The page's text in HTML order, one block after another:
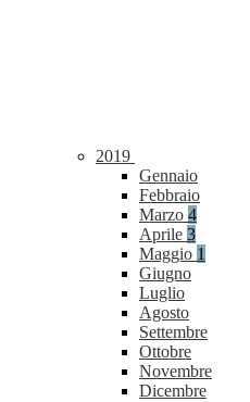
2019
Gennaio
Febbraio
Marzo 4
Aprile 3
Maggio 1
Giugno
Luglio
Agosto
Settembre
Ottobre
Novembre
Dicembre